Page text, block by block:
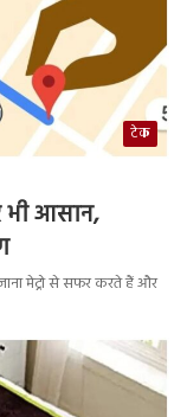
टेक
आसान,
मेट्रो से सफर करते हैं और